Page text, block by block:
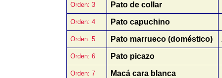
Orden: 3 Pato de collar
Orden: 4 Pato capuchino
Orden: 5 Pato marrueco (doméstico)
Orden: 6 Pato picazo
Orden: 7 Macá cara blanca